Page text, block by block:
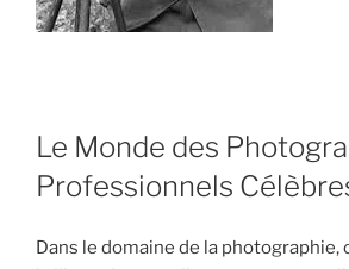
Le Monde des
Professionnels
Dans le domaine de la photographie,